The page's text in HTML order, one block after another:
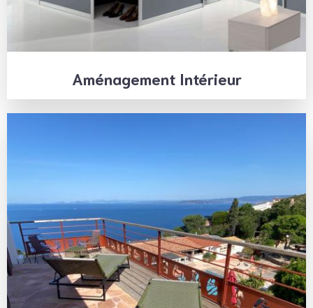
Aménagement Intérieur